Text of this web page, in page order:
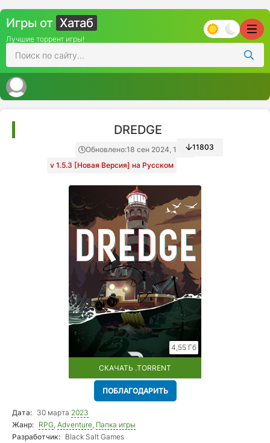
Игры от Хатаб
Лучшие торрент игры!
DREDGE
Обновлено:18 сен 2024, 18:10
v 1.5.3 [Новая Версия] на Русском
11803
4,55 Гб
СКАЧАТЬ .TORRENT
ПОБЛАГОДАРИТЬ
Дата: 30 марта 2023
Жанр: RPG, Adventure, Папка игры
Разработчик: Black Salt Games